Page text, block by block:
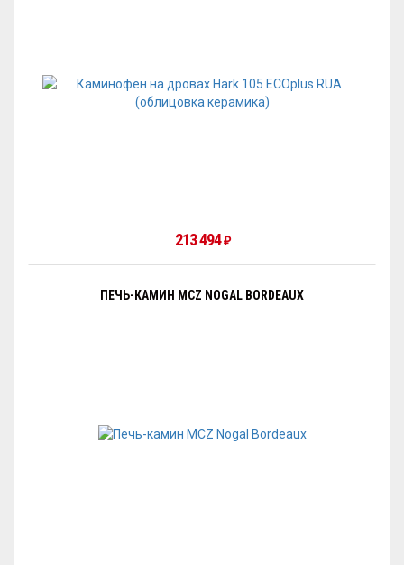
213 494₽
ПЕЧЬ-КАМИН MCZ NOGAL BORDEAUX